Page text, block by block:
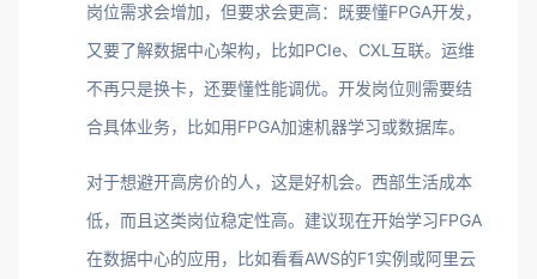
岗位需求会增加，但要求会更高：既要懂FPGA开发，
又要了解数据中心架构，比如PCIe、CXL互联。运维
不再只是换卡，还要懂性能调优。开发岗位则需要结
合具体业务，比如用FPGA加速机器学习或数据库。
对于想避开高房价的人，这是好机会。西部生活成本
低，而且这类岗位稳定性高。建议现在开始学习FPGA
在数据中心的应用，比如看看AWS的F1实例或阿里云